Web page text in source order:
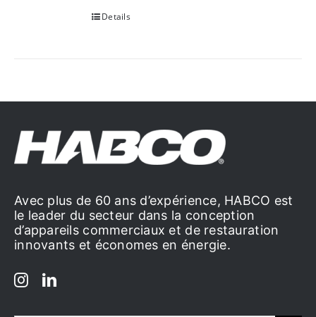
Details
Avec plus de 60 ans d’expérience, HABCO est
le leader du secteur dans la conception
d’appareils commerciaux et de restauration
innovants et économes en énergie.